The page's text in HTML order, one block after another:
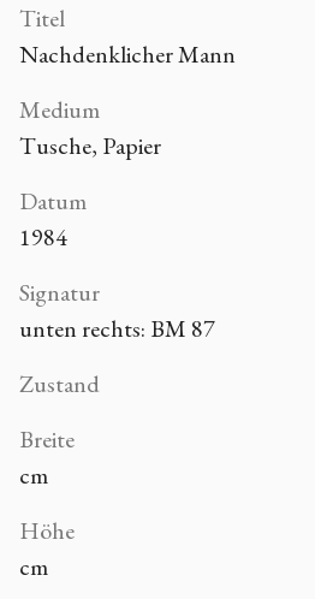
Titel
Nachdenklicher Mann
Medium
Tusche, Papier
Datum
1984
Signatur
unten rechts: BM 87
Zustand
Breite
cm
Höhe
cm